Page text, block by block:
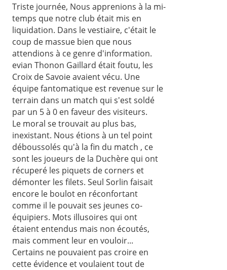
Triste journée, Nous apprenions à la mi-
temps que notre club était mis en
liquidation. Dans le vestiaire, c'était le
coup de massue bien que nous
attendions à ce genre d'information.
evian Thonon Gaillard était foutu, les
Croix de Savoie avaient vécu. Une
équipe fantomatique est revenue sur le
terrain dans un match qui s'est soldé
par un 5 à 0 en faveur des visiteurs.
Le moral se trouvait au plus bas,
inexistant. Nous étions à un tel point
déboussolés qu'à la fin du match , ce
sont les joueurs de la Duchère qui ont
récuperé les piquets de corners et
démonter les filets. Seul Sorlin faisait
encore le boulot en réconfortant
comme il le pouvait ses jeunes co-
équipiers. Mots illusoires qui ont
étaient entendus mais non écoutés,
mais comment leur en vouloir...
Certains ne pouvaient pas croire en
cette évidence et voulaient tout de